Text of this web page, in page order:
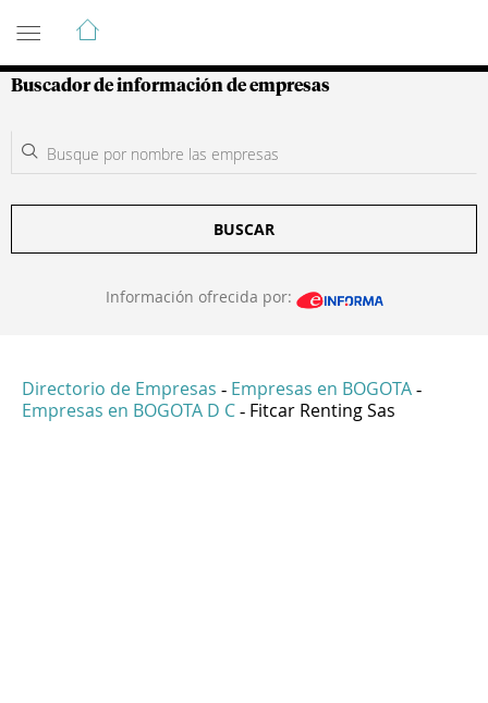
Guía de Empresas Colombianas
Buscador de información de empresas
BUSCAR
Información ofrecida por:
Directorio de Empresas - Empresas en BOGOTA -
Empresas en BOGOTA D C - Fitcar Renting Sas